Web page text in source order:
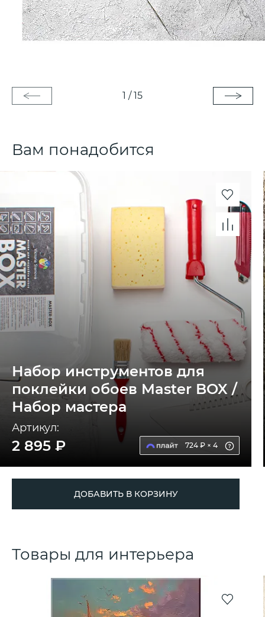
1 /15
Вам понадобится
Набор инструментов для
поклейки обоев Master BOX /
Набор мастера
Артикул:
2 895 ₽ 724 ₽ × 4
ДОБАВИТЬ В КОРЗИНУ
Товары для интерьера